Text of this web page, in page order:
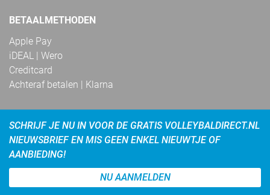
BETAALMETHODEN
Apple Pay
iDEAL | Wero
Creditcard
Achteraf betalen | Klarna
SCHRIJF JE NU IN VOOR DE GRATIS VOLLEYBALDIRECT.NL
NIEUWSBRIEF EN MIS GEEN ENKEL NIEUWTJE OF
AANBIEDING!
NU AANMELDEN